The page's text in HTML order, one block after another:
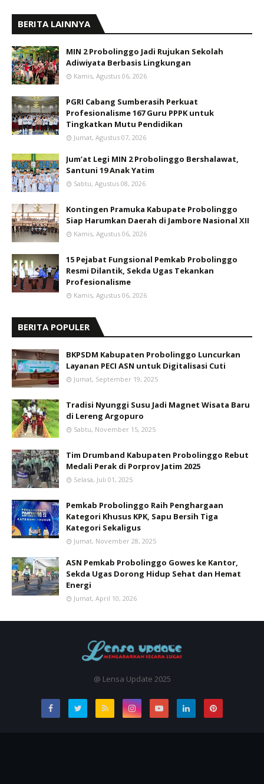
BERITA LAINNYA
MIN 2 Probolinggo Jadi Rujukan Sekolah
Adiwiyata Berbasis Lingkungan
Kamis, Agustus 06, 2026
PGRI Cabang Sumberasih Perkuat
Profesionalisme 167 Guru PPPK untuk
Tingkatkan Mutu Pendidikan
Jumat, Agustus 07, 2026
Jum’at Legi MIN 2 Probolinggo Bershalawat,
Santuni 19 Anak Yatim
Sabtu, Agustus 08, 2026
Kontingen Pramuka Kabupate Probolinggo
Siap Harumkan Daerah di Jambore Nasional XII
Kamis, Agustus 06, 2026
15 Pejabat Fungsional Pemkab Probolinggo
Resmi Dilantik, Sekda Ugas Tekankan
Profesionalisme
Kamis, Agustus 06, 2026
BERITA POPULER
BKPSDM Kabupaten Probolinggo Luncurkan
Layanan PECI ASN untuk Digitalisasi Cuti
Jumat, September 19, 2025
Tradisi Nyunggi Susu Jadi Magnet Wisata Baru
di Lereng Argopuro
Sabtu, November 15, 2025
Tim Drumband Kabupaten Probolinggo Rebut
Medali Perak di Porprov Jatim 2025
Selasa, Juli 01, 2025
Pemkab Probolinggo Raih Penghargaan
Kategori Khusus KPK, Sapu Bersih Tiga
Kategori Sekaligus
Jumat, November 28, 2025
ASN Pemkab Probolinggo Gowes ke Kantor,
Sekda Ugas Dorong Hidup Sehat dan Hemat
Energi
Jumat, April 10, 2026
@ Lensa Update 2025